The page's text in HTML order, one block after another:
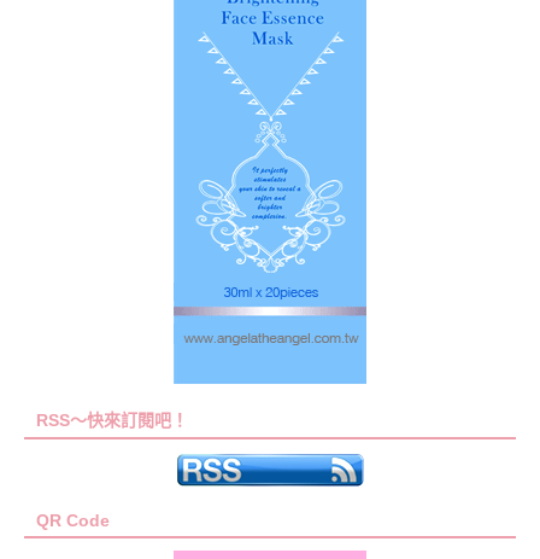
RSS～快來訂閱吧！
QR Code